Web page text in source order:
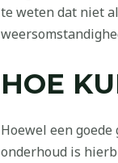
te weten dat niet
HOE
Hoewel een
onderhoud is